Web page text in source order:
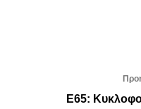
Ε65: